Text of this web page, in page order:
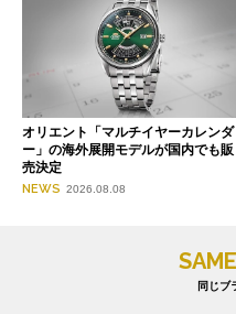
オリエント「マルチイヤーカレンダ
ー」の海外展開モデルが国内でも販
売決定
NEWS 2026.08.08
同じブ